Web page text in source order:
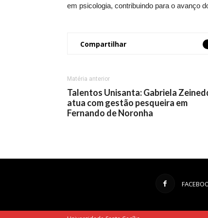
em psicologia, contribuindo para o avanço
Compartilhar
Matéria anterior
Talentos Unisanta: Gabriela
atua com gestão pesqueira em
Fernando de Noronha